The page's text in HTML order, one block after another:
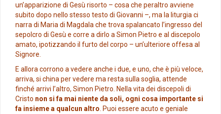
un’apparizione di Gesù risorto – cosa che peraltro avviene
subito dopo nello stesso testo di Giovanni –, ma la liturgia ci
narra di Maria di Magdala che trova spalancato l’ingresso del
sepolcro di Gesù e corre a dirlo a Simon Pietro e al discepolo
amato, ipotizzando il furto del corpo – un’ulteriore offesa al
Signore.
E allora corrono a vedere anche i due, e uno, che è più veloce,
arriva, si china per vedere ma resta sulla soglia, attende
finché arrivi l’altro, Simon Pietro. Nella vita dei discepoli di
Cristo non si fa mai niente da soli, ogni cosa importante si
fa insieme a qualcun altro . Puoi essere acuto e geniale